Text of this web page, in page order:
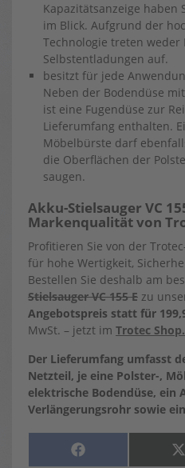
Kapazitätsanzeige haben
im Blick. Aufgrund der
Technologie treten weder
Selbstentladungen auf.
besitzt für jede
Neben der Bodendüse
ist eine Fugendüse zur
Lieferumfang enthalten.
Möbelbürste darf
die Oberflächen der
saugen.
Akku-Stielsauger VC
Markenqualität von
Profitieren Sie von der
für hohe Wertigkeit,
Bestellen Sie deshalb am
Stielsauger VC 155 E zu
Angebotspreis statt für
MwSt. – jetzt im Trotec Shop.
Der Lieferumfang umfasst
Netzteil, je eine Polster-,
elektrische Bodendüse, ein
Verlängerungsrohr sowie
SHARE
F
A
X